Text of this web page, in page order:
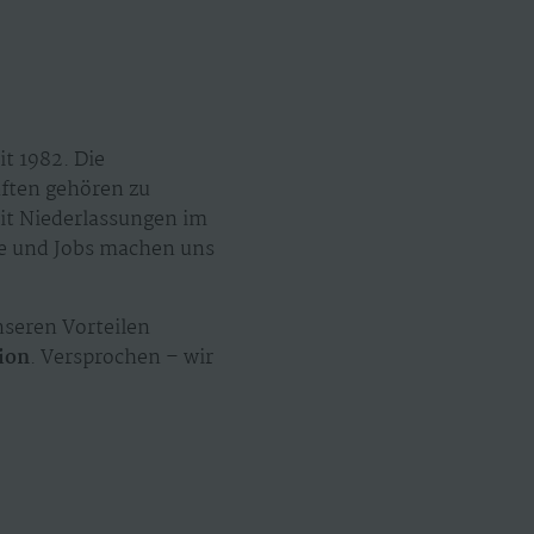
1982. Die
gehören zu
Niederlassungen im
Jobs machen uns
Vorteilen
. Versprochen – wir